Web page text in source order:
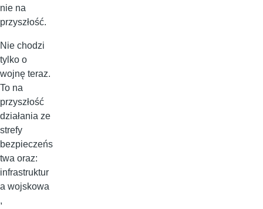
nie na
przyszłość.
Nie chodzi
tylko o
wojnę teraz.
To na
przyszłość
działania ze
strefy
bezpieczeńs
twa oraz:
infrastruktur
a wojskowa
,